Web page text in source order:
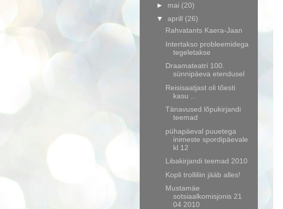
► mai (20)
▼ aprill (26)
Rahvatants Kaera-Jaan
Intertakso probleemidega
tegeletakse
Draamateatri 100.
sünnipäeva etendusel
Reisisaatjast oli tõesti
kasu ...
Tänavused lõpukirjandi
teemad
pühapäeval puuetega
inimeste spordipäevale
kl 12
Libakirjandi teemad 2010
Kopli trolliliin jääb alles!
Mustamäe
sotsiaalkomisjonis 21
04 2010